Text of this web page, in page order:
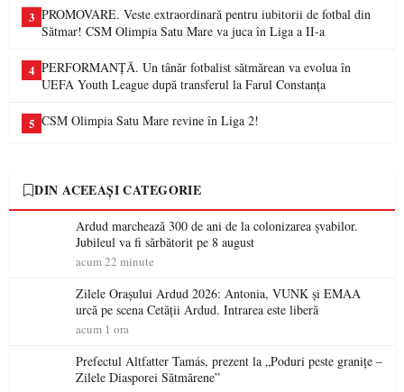
3 PROMOVARE. Veste extraordinară pentru iubitorii de fotbal din
Sătmar! CSM Olimpia Satu Mare va juca în Liga a II-a
4 PERFORMANȚĂ. Un tânăr fotbalist sătmărean va evolua în
UEFA Youth League după transferul la Farul Constanța
5 CSM Olimpia Satu Mare revine în Liga 2!
DIN ACEEAȘI CATEGORIE
Ardud marchează 300 de ani de la colonizarea șvabilor.
Jubileul va fi sărbătorit pe 8 august
acum 22 minute
Zilele Orașului Ardud 2026: Antonia, VUNK și EMAA
urcă pe scena Cetății Ardud. Intrarea este liberă
acum 1 ora
Prefectul Altfatter Tamás, prezent la „Poduri peste granițe –
Zilele Diasporei Sătmărene”